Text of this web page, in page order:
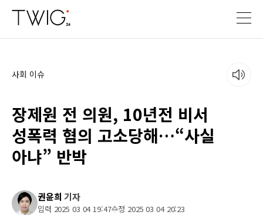
사회 이슈
장제원 전 의원, 10년전 비서
성폭력 혐의 고소당해…“사실
아냐” 반박
권윤희 기자
입력 2025 03 04 19:47수정 2025 03 04 20:23